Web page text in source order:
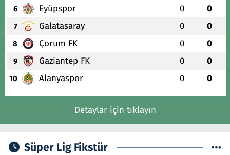
6 Eyüpspor 0 0
7 Galatasaray 0 0
8 Çorum FK 0 0
9 Gaziantep FK 0 0
10 Alanyaspor 0 0
Detaylar için tıklayın
Süper Lig Fikstür